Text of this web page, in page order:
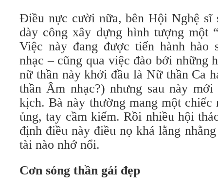
Điều nực cười nữa, bên Hội Nghệ sĩ
dày công xây dựng hình tượng một
Việc này đang được tiến hành hào
nhạc – cũng qua việc đào bới những
nữ thần này khởi đầu là Nữ thần Ca
thần Âm nhạc?) nhưng sau này
kịch. Bà này thường mang một chiếc
ủng, tay cầm kiếm. Rồi nhiều hội
định điều này điều nọ khá lằng
tài nào nhớ nổi.
Cơn sóng thần gái đẹp